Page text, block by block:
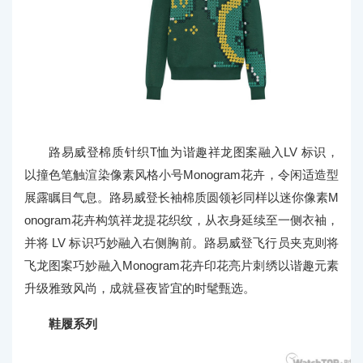
路易威登棉质针织T恤为谐趣祥龙图案融入LV 标识，
以撞色笔触渲染像素风格小号Monogram花卉，令闲适造型
展露瞩目气息。路易威登长袖棉质圆领衫同样以迷你像素M
onogram花卉构筑祥龙提花织纹，从衣身延续至一侧衣袖，
并将 LV 标识巧妙融入右侧胸前。路易威登飞行员夹克则将
飞龙图案巧妙融入Monogram花卉印花亮片刺绣以谐趣元素
升级雅致风尚，成就昼夜皆宜的时髦甄选。
鞋履系列